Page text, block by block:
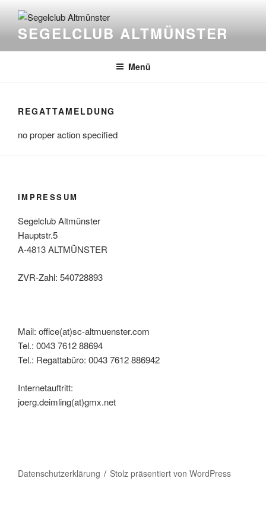
Inhalt
springenSEGELCLUB ALTMÜNSTER
Menü
REGATTAMELDUNG
no proper action specified
IMPRESSUM
Segelclub Altmünster
Hauptstr.5
A-4813 ALTMÜNSTER
ZVR-Zahl: 540728893
Mail: office(at)sc-altmuenster.com
Tel.: 0043 7612 88694
Tel.: Regattabüro: 0043 7612 886942
Internetauftritt:
joerg.deimling(at)gmx.net
Datenschutzerklärung Stolz präsentiert von WordPress